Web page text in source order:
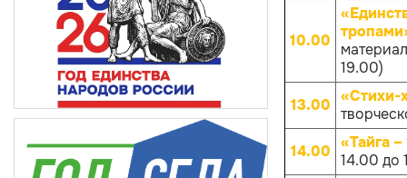
10.00
19.00)
13.00 «Стихи-
14.00 «Тайга
14.00 до